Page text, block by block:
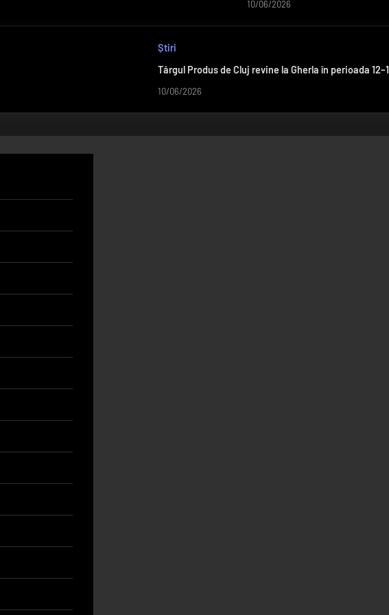
10/06/2026
Știri
Târgul Produs de Cluj revine la Gherla în perioada
10/06/2026